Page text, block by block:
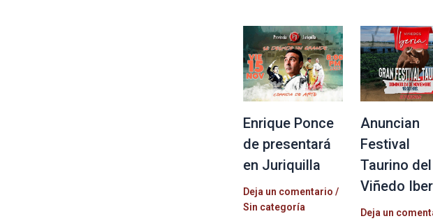
Enrique Ponce
de presentará
en Juriquilla
Deja un comentario /
Sin categoría
Anuncian
Festival
Taurino del
Viñedo
Deja un